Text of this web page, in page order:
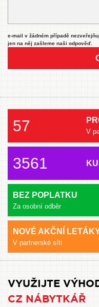
e-mail v žádném případě
jen na něj zašleme naši odpověď.
57 V
3561
BEZ POPLATKU
Za osobní odběr
NOVÉ AKČNÍ
V partnerské síti
VYUŽIJTE
CZ NÁBYTKÁŘ